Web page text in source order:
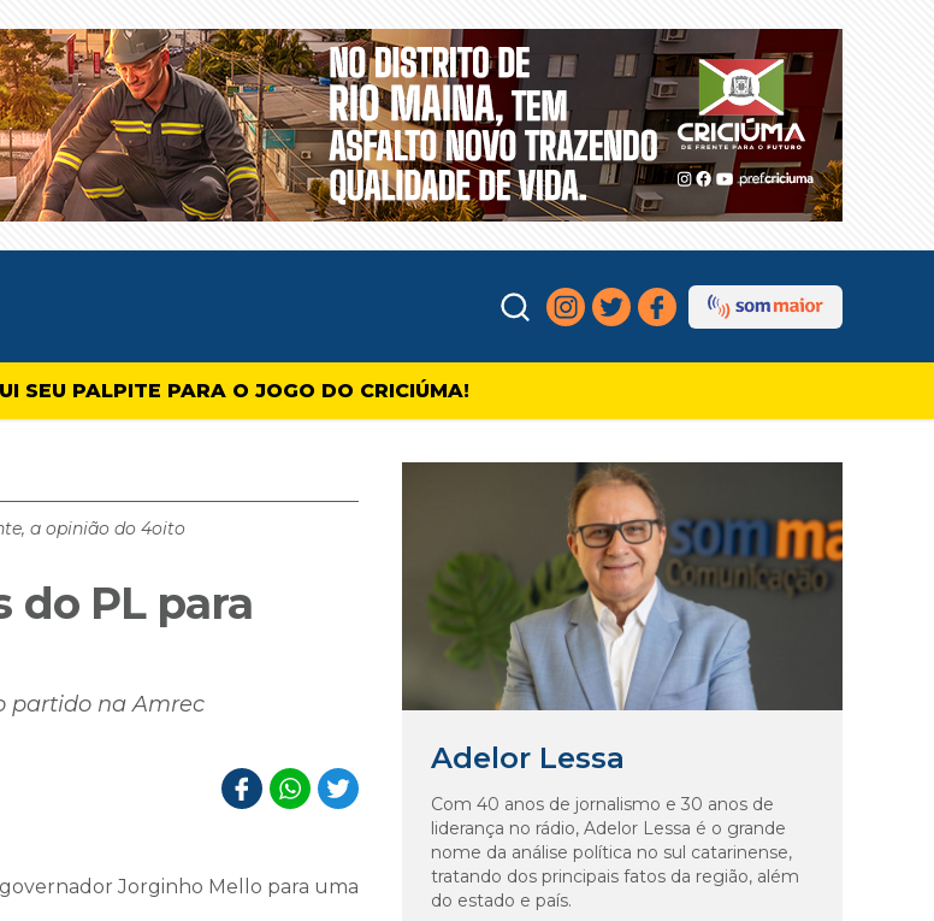
SEU PALPITE PARA O JOGO DO CRICIÚMA!
a opinião do 4oito
do PL para
partido na Amrec
Jorginho Mello para uma
Adelor Lessa
Com 40 anos de jornalismo e 30 anos de
liderança no rádio, Adelor Lessa é o grande
nome da análise política no sul catarinense,
tratando dos principais fatos da região, além
do estado e país.